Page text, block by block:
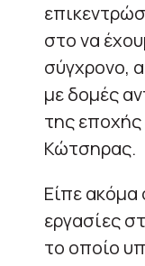
στο να
σύγχρονο,
με δομές
της εποχής
Κώτσηρας.
Είπε ακόμα
εργασίες
το οποίο